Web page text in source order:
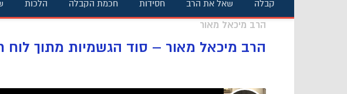
קבלה שאל את הרב חסידות חכמת הקבלה הלכות
הרב מיכאל מאור
הרב מיכאל מאור – סוד הגשמיות מתוך